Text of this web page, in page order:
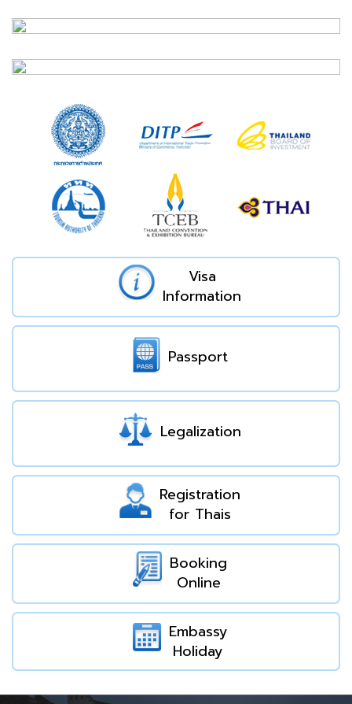
Visa
Information
Passport
Legalization
Registration
for Thais
Booking
Online
Embassy
Holiday